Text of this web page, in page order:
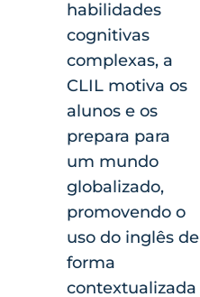
habilidades
cognitivas
complexas, a
CLIL motiva os
alunos e os
prepara para
um mundo
globalizado,
promovendo o
uso do inglês de
forma
contextualizada